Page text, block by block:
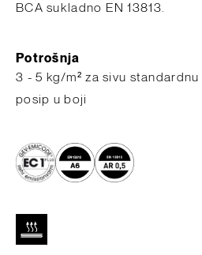
BCA sukladno EN 13813.
Potrošnja
3 - 5 kg/m² za sivu
posip u boji